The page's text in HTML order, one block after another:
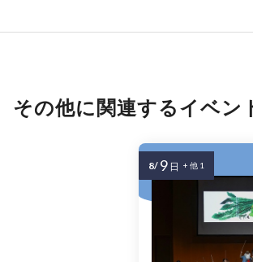
その他に関連するイベン
8/ 9 日 + 他 1